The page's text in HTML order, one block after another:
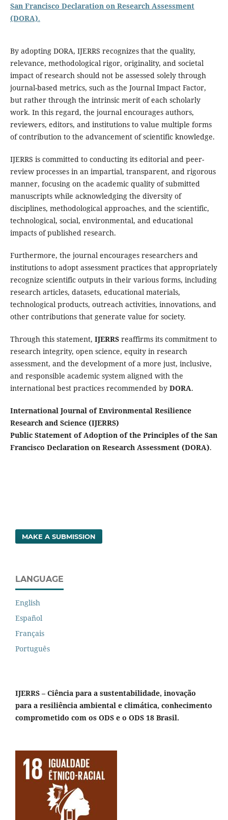
San Francisco Declaration on Research Assessment
(DORA).
By adopting DORA, IJERRS recognizes that the quality,
relevance, methodological rigor, originality, and societal
impact of research should not be assessed solely through
journal-based metrics, such as the Journal Impact Factor,
but rather through the intrinsic merit of each scholarly
work. In this regard, the journal encourages authors,
reviewers, editors, and institutions to value multiple forms
of contribution to the advancement of scientific knowledge.
IJERRS is committed to conducting its editorial and peer-
review processes in an impartial, transparent, and rigorous
manner, focusing on the academic quality of submitted
manuscripts while acknowledging the diversity of
disciplines, methodological approaches, and the scientific,
technological, social, environmental, and educational
impacts of published research.
Furthermore, the journal encourages researchers and
institutions to adopt assessment practices that appropriately
recognize scientific outputs in their various forms, including
research articles, datasets, educational materials,
technological products, outreach activities, innovations, and
other contributions that generate value for society.
Through this statement, IJERRSreaffirms its commitment to
research integrity, open science, equity in research
assessment, and the development of a more just, inclusive,
and responsible academic system aligned with the
international best practices recommended by DORA.
International Journal of Environmental Resilience
Research and Science (IJERRS)
Public Statement of Adoption of the Principles of the San
Francisco Declaration on Research Assessment (DORA).
MAKE A SUBMISSION
LANGUAGE
English
Español
Français
Português
IJERRS – Ciência para a sustentabilidade, inovação
para a resiliência ambiental e climática, conhecimento
comprometido com os ODS e o ODS 18 Brasil.